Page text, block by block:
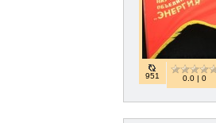
951 0.0 | 0